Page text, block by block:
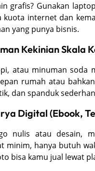
grafis? Gunakan
kuota internet dan
yang punya bisnis.
Kekinian Skala
atau minuman soda
rumah atau
dan spanduk
Digital (Ebook,
nulis atau desain,
minim, hanya butuh
bisa kamu jual lewat